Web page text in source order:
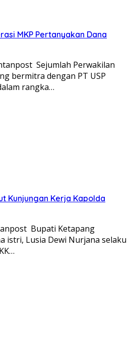
MKP Pertanyakan Dana
Sejumlah Perwakilan
bermitra dengan PT USP
rangka…
Kunjungan Kerja Kapolda
Bupati Ketapang
istri, Lusia Dewi Nurjana selaku